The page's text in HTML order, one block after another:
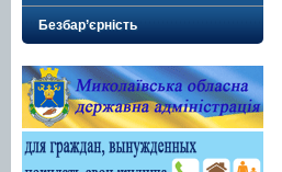
Безбар’єрність